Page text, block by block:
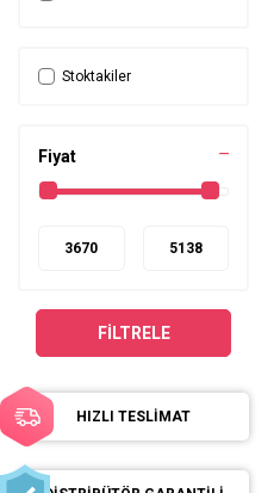
Stoktakiler
Fiyat
FILTRELE
HIZLI TESLİMAT